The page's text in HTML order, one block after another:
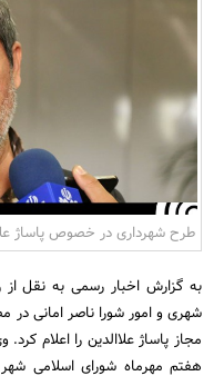
طرح شهرداری در خصوص پاساژ
به گزارش اخبار رسمی به نقل از
شهری و امور شورا ناصر امانی در
مجاز پاساژ علاالدین را اعلام
هفتم مهرماه شورای اسلامی